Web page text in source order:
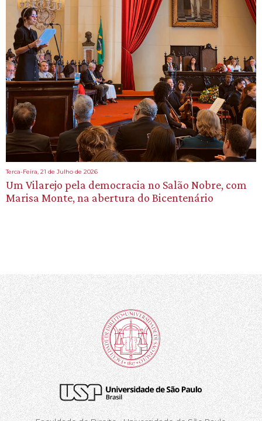
Terca-Feira, 21 de Julho de 2026
Um Vilarejo pela democracia no Salão Nobre, com
Marisa Monte, na abertura do Bicentenário